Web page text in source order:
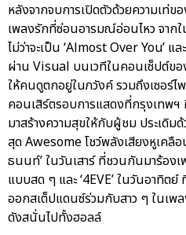
หลังจากจบการเปิดตัวด้วยความเท่ข
เพลงรักที่ซ่อนอารมณ์อ่อนไหว จา
ไม่ว่าจะเป็น ‘Almost Over You’ แ
ผ่าน Visual บนเวทีในคอนเซ็ปต์ข
ให้คนดูตกอยู่ในภวังค์ รวมถึงเซอร์ไ
คอนเสิร์ตรอบการแสดงที่กรุงเทพ
มาสร้างความสุขให้กับผู้ชม ประเดิม
สุด Awesome โชว์พลังเสียงหูเค
ธนนท์’ ในวันเสาร์ ที่ชวนกันมาร้อง
แบบสด ๆ และ ‘4EVE’ ในวันอาทิต
ออกสเต็ปแดนซ์ร่วมกับสาว ๆ ในเพล
ดังสนั่นไปทั้งฮอลล์